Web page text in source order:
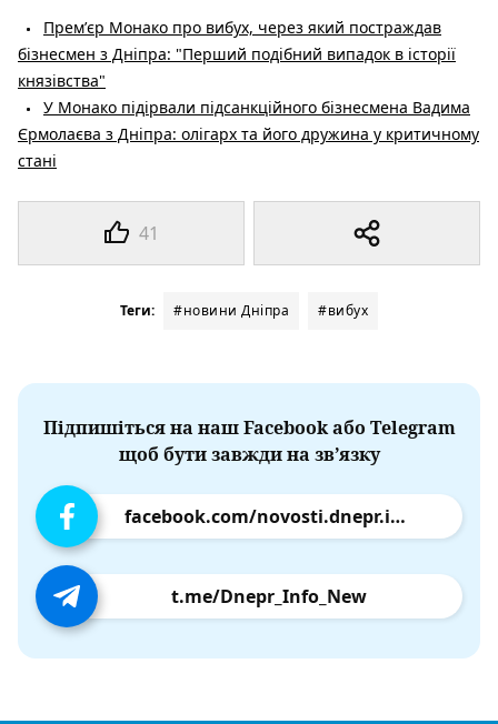
41
Премʼєр Монако про вибух, через який постраждав
бізнесмен з Дніпра: "Перший подібний випадок в історії
князівства"
У Монако підірвали підсанкційного бізнесмена Вадима
Єрмолаєва з Дніпра: олігарх та його дружина у критичному
стані
Теги: #новини Дніпра #вибух
Підпишіться на наш Facebook або Telegram
щоб бути завжди на зв’язку
facebook.com/novosti.dnepr.info
t.me/Dnepr_Info_New